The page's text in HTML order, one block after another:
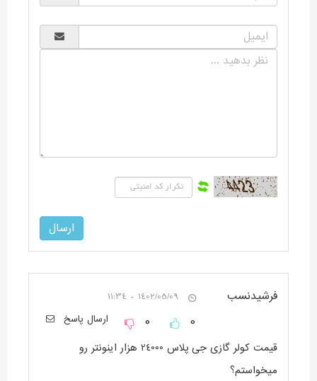
فرشیدنسب
1402/05/09 - 11:34
ارسال پاسخ
0 0
قیمت کولر گازی جی پلاس 24000 هزار اینونتر رو
میخواستم؟